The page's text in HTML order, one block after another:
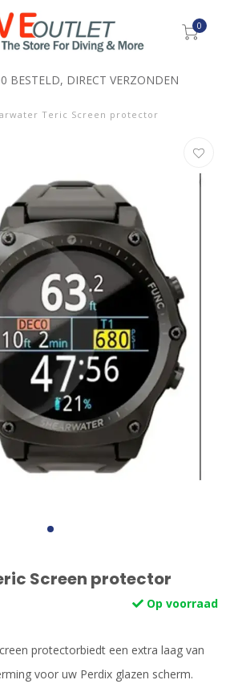
0
BESTELD, DIRECT VERZONDEN
Teric Screen protector
Screen protector
Op voorraad
protectorbiedt een extra laag van
voor uw Perdix glazen scherm.